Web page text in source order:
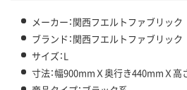
メーカー：関西フエルトファブリック
ブランド：関西フエルトファブリック
サイズ：L
寸法：幅900mmＸ奥行き440mmＸ高